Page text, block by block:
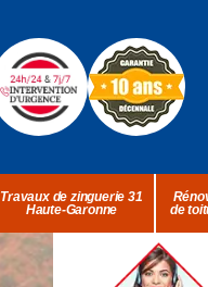
Travaux de zinguerie 31
Haute-Garonne
de